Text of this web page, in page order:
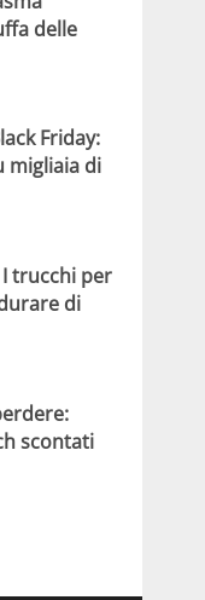
delle
Friday:
migliaia di
trucchi per
di
scontati